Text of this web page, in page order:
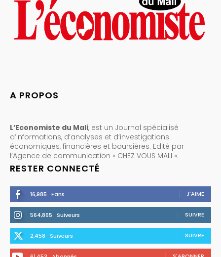
A PROPOS
L’Economiste du Mali, est un Journal spécialisé
d’informations, d’analyses et d’investigations
économiques, financières et boursières. Edité par
l’Agence de communication « CHEZ VOUS MALI ».
RESTER CONNECTÉ
16,985 Fans J'AIME
564,865 Suiveurs SUIVRE
2,458 Suiveurs SUIVRE